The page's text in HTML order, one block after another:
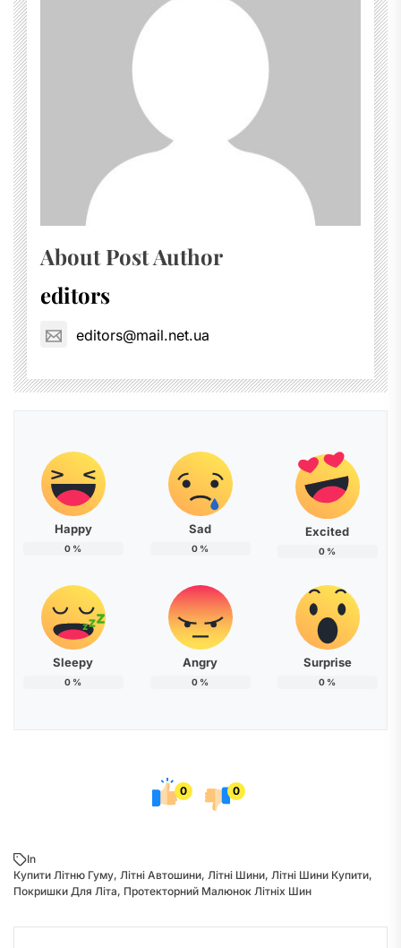
About Post Author
editors
editors@mail.net.ua
Happy
0 %
Sad
0 %
Excited
0 %
Sleepy
0 %
Angry
0 %
Surprise
0 %
0 0
In
Купити Літню Гуму, Літні Автошини, Літні Шини, Літні Шини Купити,
Покришки Для Літа, Протекторний Малюнок Літніх Шин